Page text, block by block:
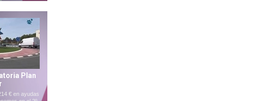
Plan
€ en ayudas